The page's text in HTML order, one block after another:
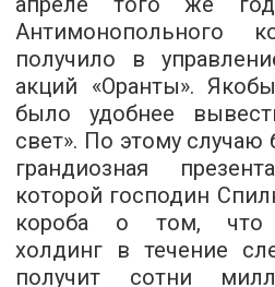
Антимонопольного
получило в
акций «Оранты».
было удобнее
свет». По этому случаю
грандиозная
которой господин
короба о том, что
холдинг в течение
получит сотни